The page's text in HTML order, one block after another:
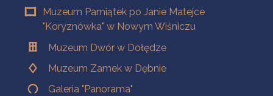
Muzeum Pamiątek po Janie Matejce
"Koryznówka" w Nowym Wiśniczu
Muzeum Dwór w Dołędze
Muzeum Zamek w Dębnie
Galeria "Panorama"